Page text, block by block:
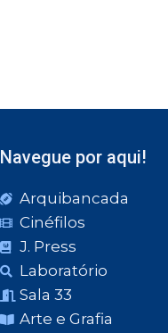
Navegue por aqui!
Arquibancada
Cinéfilos
J. Press
Laboratório
Sala 33
Arte e Grafia